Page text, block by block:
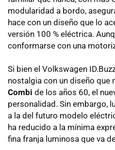
modularidad a bordo,
hace con un diseño que lo
versión 100 % eléctrica.
conformarse con una
Si bien el Volkswagen
nostalgia con un diseño que
Combi de los años 60, el
personalidad. Sin embargo,
a la del futuro modelo
ha reducido a la mínima
fina franja luminosa que va